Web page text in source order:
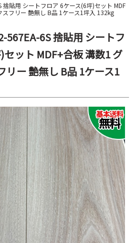
捨貼用 シートフロア 6ケース(6坪)セット MDF
フリー 艶無し B品 1ケース1坪入 132kg
567EA-6S 捨貼用 シートフ
セット MDF+合板 溝数1 グ
リー 艶無し B品 1ケース1